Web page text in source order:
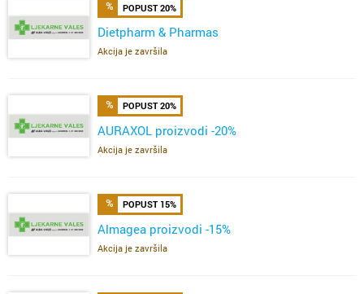
POPUST 20%
Dietpharm & Pharmas
Akcija je završila
POPUST 20%
AURAXOL proizvodi -20%
Akcija je završila
POPUST 15%
Almagea proizvodi -15%
Akcija je završila